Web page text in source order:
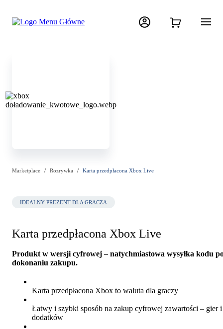
Marketplace Rozrywka Karta przedpłacona Xbox Live
IDEALNY PREZENT DLA GRACZA
Karta przedpłacona Xbox Live
Produkt w wersji cyfrowej – natychmiastowa wysyłka kodu
dokonaniu zakupu.
Karta przedpłacona Xbox to waluta dla graczy
Łatwy i szybki sposób na zakup cyfrowej zawartości – gier i
dodatków